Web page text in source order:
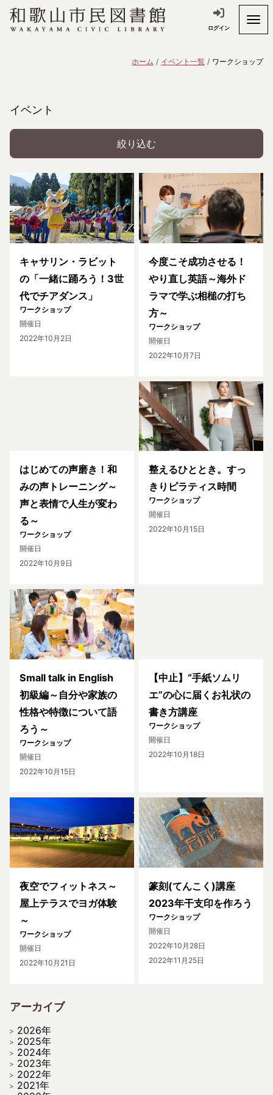
ログイン
ホーム イベント一覧 ワークショップ
イベント
絞り込む
キャサリン・ラビット
の「一緒に踊ろう！3世
代でチアダンス」
ワークショップ
開催日
2022年10月2日
今度こそ成功させる！
やり直し英語～海外ド
ラマで学ぶ相槌の打ち
方～
ワークショップ
開催日
2022年10月7日
はじめての声磨き！和
みの声トレーニング～
声と表情で人生が変わ
る～
ワークショップ
開催日
2022年10月9日
整えるひととき。すっ
きりピラティス時間
ワークショップ
開催日
2022年10月15日
Small talk in English
初級編～自分や家族の
性格や特徴について語
ろう～
ワークショップ
開催日
2022年10月15日
【中止】“手紙ソムリ
エ”の心に届くお礼状の
書き方講座
ワークショップ
開催日
2022年10月18日
夜空でフィットネス～
屋上テラスでヨガ体験
～
ワークショップ
開催日
2022年10月21日
篆刻(てんこく)講座
2023年干支印を作ろう
ワークショップ
開催日
2022年10月28日
2022年11月25日
アーカイブ
2026年
2025年
2024年
2023年
2022年
2021年